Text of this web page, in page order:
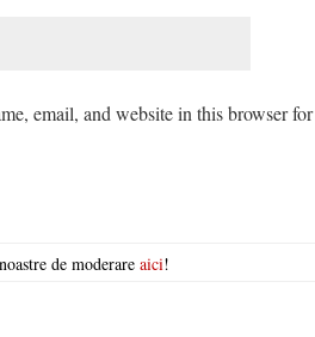
email, and website in this browser
de moderare aici!